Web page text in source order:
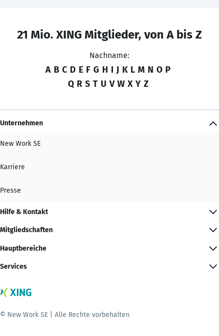
21 Mio. XING Mitglieder, von A bis Z
Nachname:
A B C D E F G H I J K L M N O P
Q R S T U V W X Y Z
Unternehmen
New Work SE
Karriere
Presse
Hilfe & Kontakt
Mitgliedschaften
Hauptbereiche
Services
© New Work SE | Alle Rechte vorbehalten